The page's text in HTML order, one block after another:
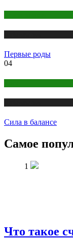
Первые роды
04
Сила в балансе
Самое
1
Что такое